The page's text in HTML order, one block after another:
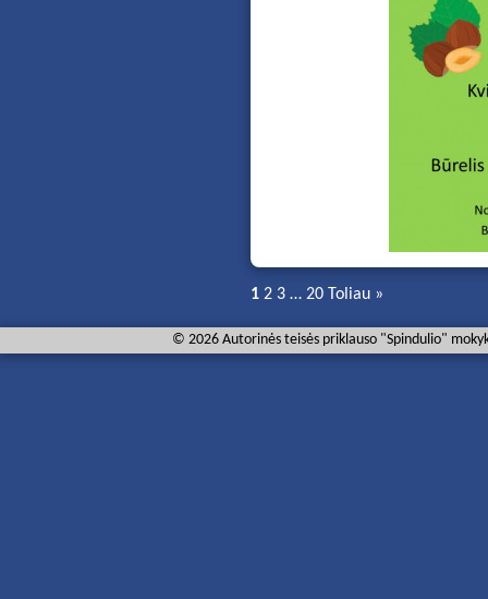
1 2 3 … 20 Toliau »
© 2026 Autorinės teisės priklauso "Spindulio"